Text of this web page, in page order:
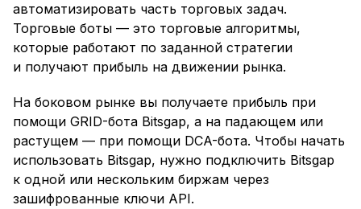
автоматизировать часть торговых задач.
Торговые боты — это торговые алгоритмы,
которые работают по заданной стратегии
и получают прибыль на движении рынка.
На боковом рынке вы получаете прибыль при
помощи GRID-бота Bitsgap, а на падающем или
растущем — при помощи DCA-бота. Чтобы начать
использовать Bitsgap, нужно подключить Bitsgap
к одной или нескольким биржам через
зашифрованные ключи API.